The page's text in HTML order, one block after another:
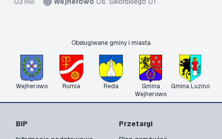
min
Obsługiwane gminy i miasta
Wejherowo Rumia Reda
Gmina
Wejherowo
Gmina Luzino
BIP
Przetargi